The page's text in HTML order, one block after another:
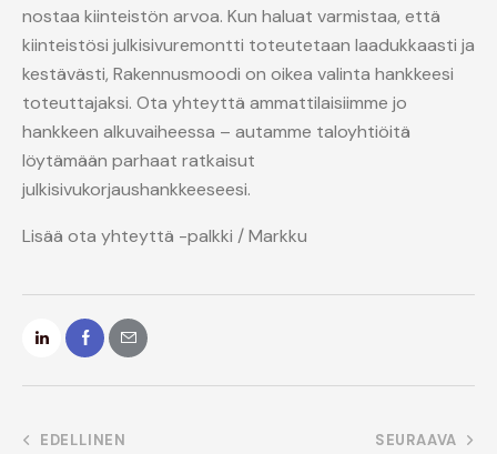
nostaa kiinteistön arvoa. Kun haluat varmistaa, että
kiinteistösi julkisivuremontti toteutetaan laadukkaasti ja
kestävästi, Rakennusmoodi on oikea valinta hankkeesi
toteuttajaksi. Ota yhteyttä ammattilaisiimme jo
hankkeen alkuvaiheessa – autamme taloyhtiöitä
löytämään parhaat ratkaisut
julkisivukorjaushankkeeseesi.
Lisää ota yhteyttä -palkki / Markku
EDELLINEN SEURAAVA